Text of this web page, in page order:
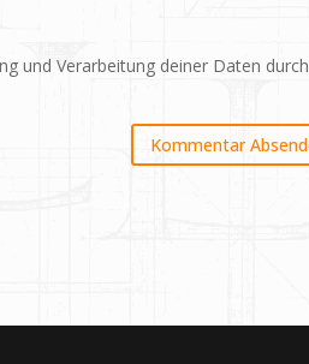
und Verarbeitung deiner Daten durch